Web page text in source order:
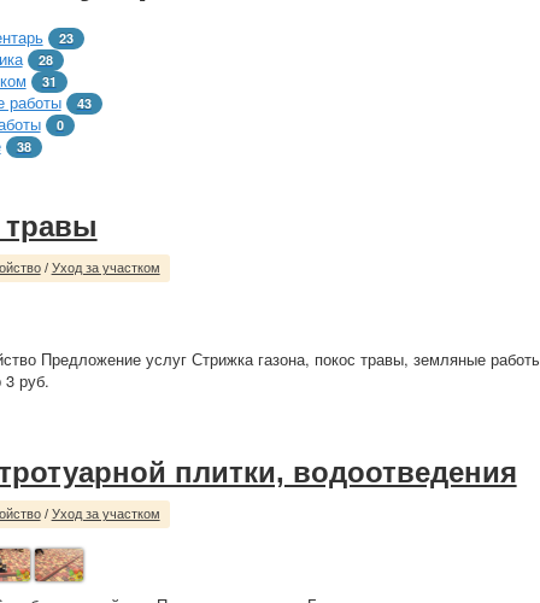
23
28
31
работы 43
0
38
/ Уход за участком
Предложение услуг Стрижка газона, покос травы, земляные
3 руб.
плитки, водоотведения
/ Уход за участком